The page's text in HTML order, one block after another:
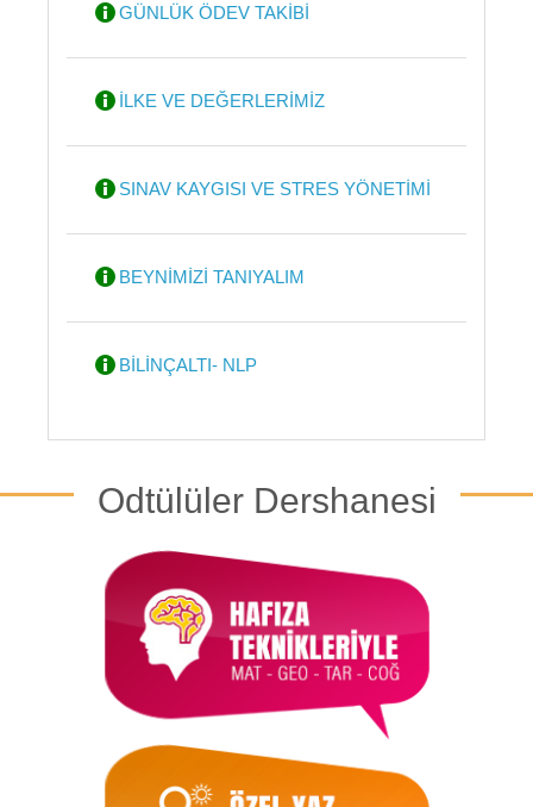
GÜNLÜK ÖDEV TAKİBİ
İLKE VE DEĞERLERİMİZ
SINAV KAYGISI VE STRES YÖNETİMİ
BEYNİMİZİ TANIYALIM
BİLİNÇALTI- NLP
Odtülüler Dershanesi